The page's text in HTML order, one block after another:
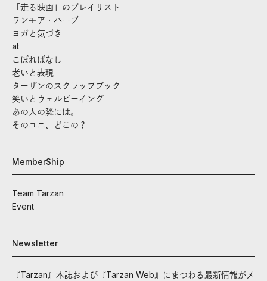
「走る映画」のプレイリスト
ワンモア・ハーブ
ヨガと気づき
at
こぼればなし
老いと表現
ターザンのスクラップブック
笑いとウェルビーイング
あの人の隣には。
そのユニ、どこの？
MemberShip
Team Tarzan
Event
Newsletter
『Tarzan』本誌および『Tarzan Web』にまつわる最新情報がメ